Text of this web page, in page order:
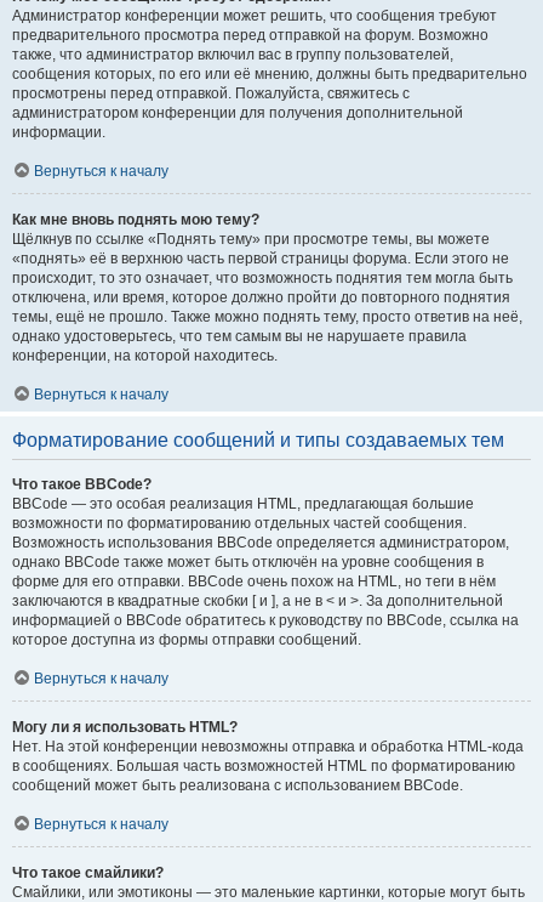
Администратор конференции может решить, что сообщения требуют
предварительного просмотра перед отправкой на форум. Возможно
также, что администратор включил вас в группу пользователей,
сообщения которых, по его или её мнению, должны быть предварительно
просмотрены перед отправкой. Пожалуйста, свяжитесь с
администратором конференции для получения дополнительной
информации.
Вернуться к началу
Как мне вновь поднять мою тему?
Щёлкнув по ссылке «Поднять тему» при просмотре темы, вы можете
«поднять» её в верхнюю часть первой страницы форума. Если этого не
происходит, то это означает, что возможность поднятия тем могла быть
отключена, или время, которое должно пройти до повторного поднятия
темы, ещё не прошло. Также можно поднять тему, просто ответив на неё,
однако удостоверьтесь, что тем самым вы не нарушаете правила
конференции, на которой находитесь.
Вернуться к началу
Форматирование сообщений и типы создаваемых тем
Что такое BBCode?
BBCode — это особая реализация HTML, предлагающая большие
возможности по форматированию отдельных частей сообщения.
Возможность использования BBCode определяется администратором,
однако BBCode также может быть отключён на уровне сообщения в
форме для его отправки. BBCode очень похож на HTML, но теги в нём
заключаются в квадратные скобки [ и ], а не в < и >. За дополнительной
информацией о BBCode обратитесь к руководству по BBCode, ссылка на
которое доступна из формы отправки сообщений.
Вернуться к началу
Могу ли я использовать HTML?
Нет. На этой конференции невозможны отправка и обработка HTML-кода
в сообщениях. Большая часть возможностей HTML по форматированию
сообщений может быть реализована с использованием BBCode.
Вернуться к началу
Что такое смайлики?
Смайлики, или эмотиконы — это маленькие картинки, которые могут быть